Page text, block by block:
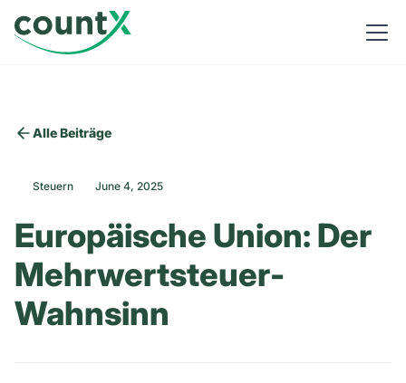
Alle Beiträge
Steuern June 4, 2025
Europäische Union: Der
Mehrwertsteuer-
Wahnsinn